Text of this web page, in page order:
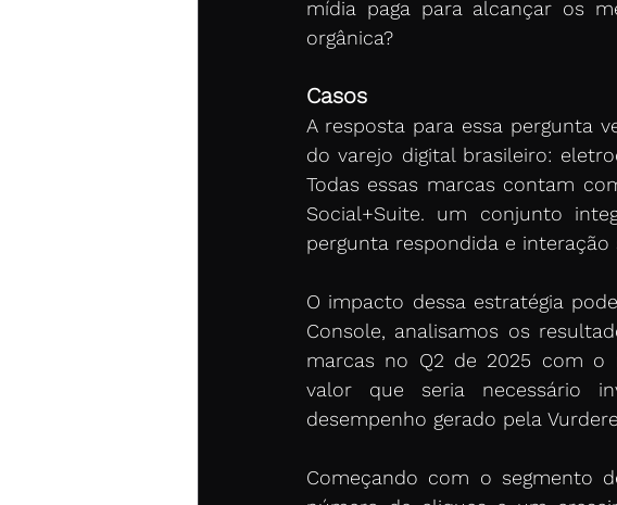
mídia paga para alcançar os
orgânica?
Casos
A resposta para essa pergunta
do varejo digital brasileiro:
Todas essas marcas contam
Social+Suite. um conjunto
pergunta respondida e
O impacto dessa estratégia
Console, analisamos os
marcas no Q2 de 2025 com o
valor que seria necessário
desempenho gerado pela
Começando com o segmento